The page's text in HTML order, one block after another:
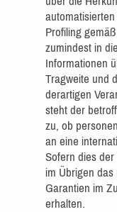
Profiling
zumindest in
Informationen
Tragweite und
derartigen
steht der
zu, ob
an eine
Sofern dies
im Übrigen das
Garantien im
erhalten.